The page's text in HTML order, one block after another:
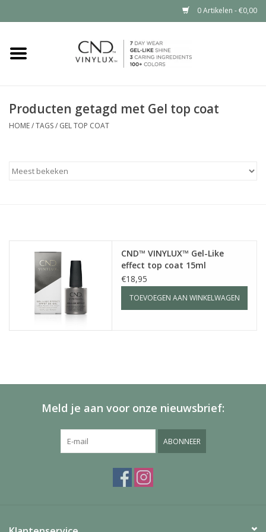
0 Artikelen - €0,00
Home
Nailart voor jou
Producten getagd met Gel top coat
HOME/TAGS/ GEL TOP COAT
CND™ VINYLUX™ Gel-Like
effect top coat 15ml
€18,95
TOEVOEGEN AAN WINKELWAGEN
Meld je aan voor onze nieuwsbrief:
ABONNEER